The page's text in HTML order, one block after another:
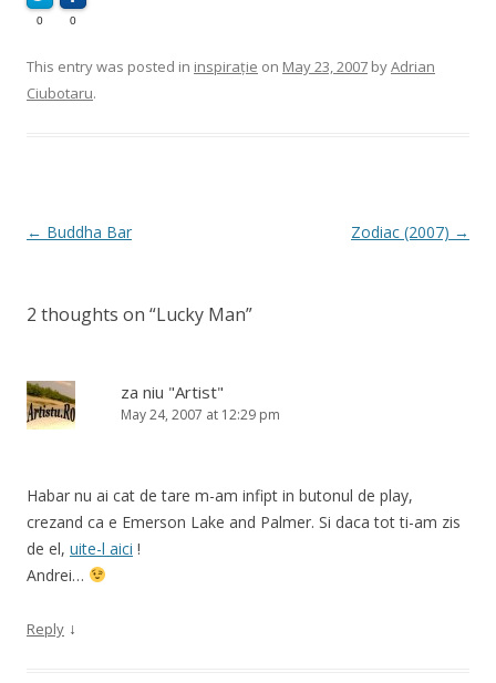
0 0
This entry was posted in inspirație on May 23, 2007 byAdrian
Ciubotaru.
Post
← Buddha Bar Zodiac (2007) →
2 thoughts on “Lucky Man”
za niu "Artist"
May 24, 2007 at 12:29 pm
Habar nu ai cat de tare m-am infipt in butonul de play,
crezand ca e Emerson Lake and Palmer. Si daca tot ti-am zis
de el, uite-l aici !
Andrei…
Reply ↓